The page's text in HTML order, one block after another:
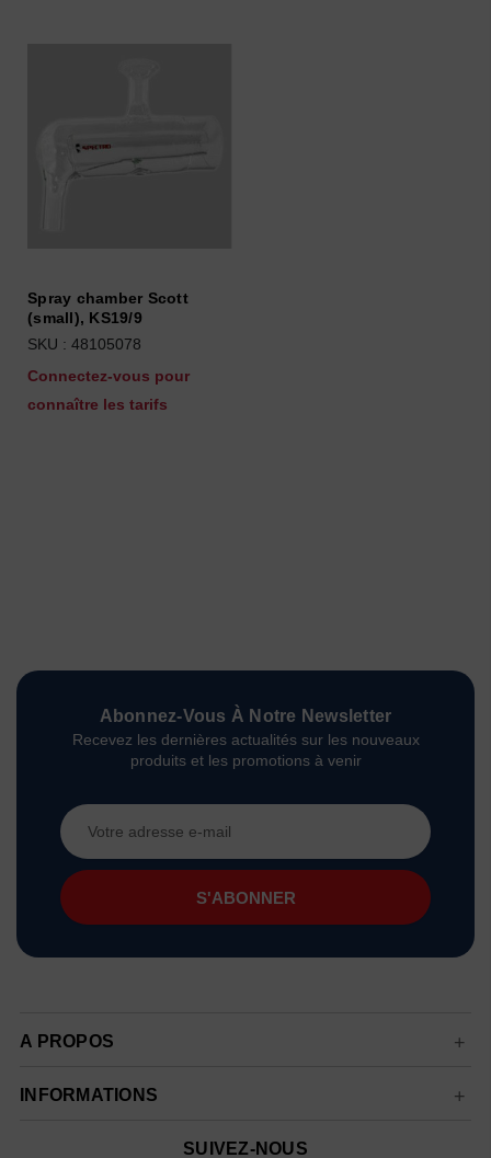
Spray chamber Scott
(small), KS19/9
SKU : 48105078
Connectez-vous pour
connaître les tarifs
Abonnez-Vous À Notre Newsletter
Recevez les dernières actualités sur les nouveaux
produits et les promotions à venir
Adresse
e-
mail
A PROPOS
INFORMATIONS
SUIVEZ-NOUS